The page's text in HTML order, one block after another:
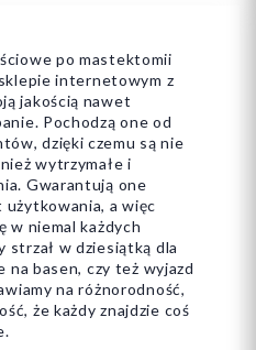
po mastektomii
internetowym z
jakością nawet
Pochodzą one od
dzięki czemu są nie
wytrzymałe i
Gwarantują one
a więc
w niemal każdych
strzał w dziesiątką dla
na basen, czy też wyjazd
na różnorodność,
że każdy znajdzie coś